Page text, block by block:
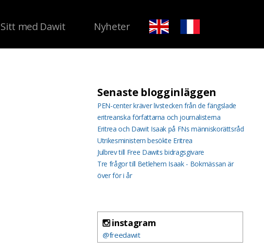
Sitt med Dawit Nyheter
Senaste blogginläggen
PEN-center kräver livstecken från de fängslade
eritreanska författarna och journalisterna
Eritrea och Dawit Isaak på FNs människorättsråd
Utrikesministern besökte Eritrea
Julbrev till Free Dawits bidragsgivare
Tre frågor till Betlehem Isaak - Bokmässan är
över för i år
instagram
@freedawit